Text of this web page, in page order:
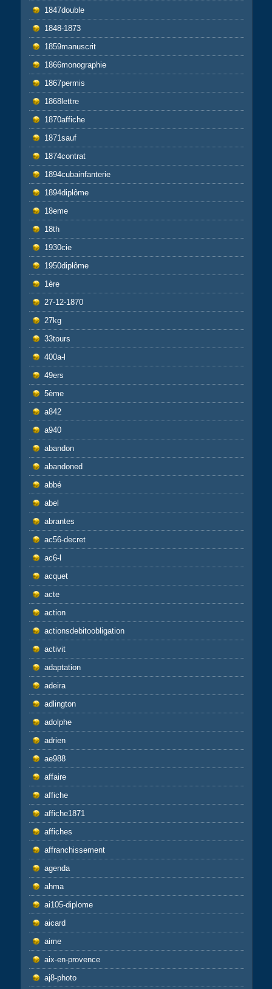
1847double
1848-1873
1859manuscrit
1866monographie
1867permis
1868lettre
1870affiche
1871sauf
1874contrat
1894cubainfanterie
1894diplôme
18eme
18th
1930cie
1950diplôme
1ère
27-12-1870
27kg
33tours
400a-l
49ers
5ème
a842
a940
abandon
abandoned
abbé
abel
abrantes
ac56-decret
ac6-l
acquet
acte
action
actionsdebitoobligation
activit
adaptation
adeira
adlington
adolphe
adrien
ae988
affaire
affiche
affiche1871
affiches
affranchissement
agenda
ahma
ai105-diplome
aicard
aime
aix-en-provence
aj8-photo